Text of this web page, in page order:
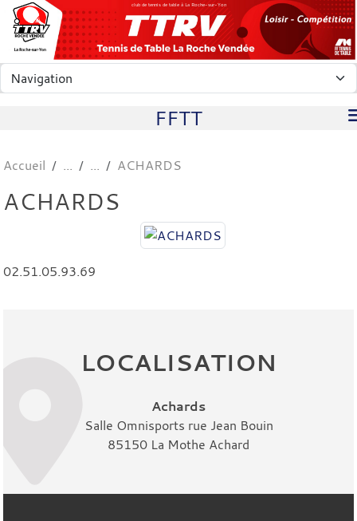
club de tennis de table à La Roche-sur-Yon
FFTT
Accueil ACHARDS
ACHARDS
02.51.05.93.69
LOCALISATION
Achards
Salle Omnisports rue Jean Bouin
85150 La Mothe Achard
Panneau de gestion des cookies